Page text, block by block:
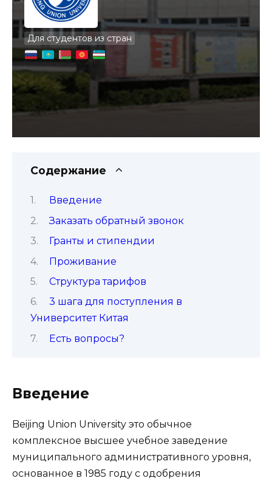
Для студентов из стран
Содержание
Введение
Заказать обратный звонок
Гранты и стипендии
Проживание
Структура тарифов
3 шага для поступления в
Университет Китая
Есть вопросы?
Введение
Beijing Union University это обычное
комплексное высшее учебное заведение
муниципального административного уровня,
основанное в 1985 году с одобрения